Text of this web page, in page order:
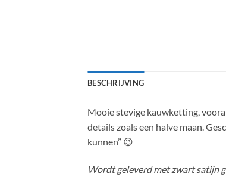
BESCHRIJVING
Mooie stevige kauwketting,
details zoals een halve maan.
kunnen” 😉
Wordt geleverd met zwart satijn